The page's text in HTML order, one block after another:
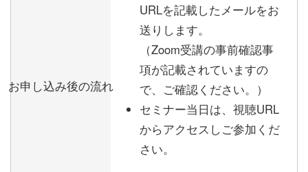
お申し込み後の流れ
URLを記載したメールをお
送りします。
（Zoom受講の事前確認事
項が記載されていますの
で、ご確認ください。）
セミナー当日は、視聴URL
からアクセスしご参加くだ
さい。